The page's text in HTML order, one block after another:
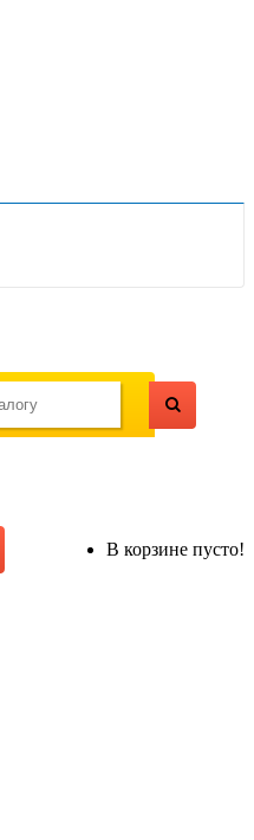
В корзине пусто!